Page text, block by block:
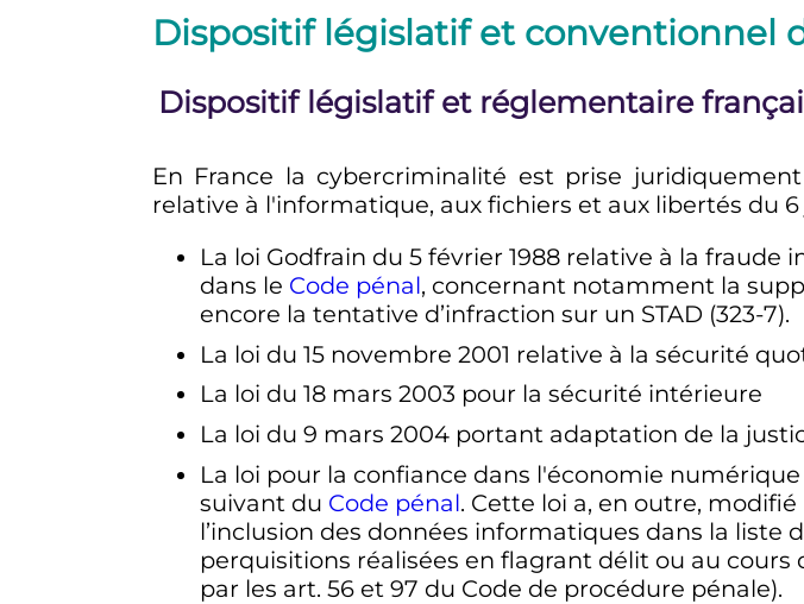
Dispositif législatif et conventionnel
Dispositif législatif et réglementaire
En France la cybercriminalité est prise
relative à l'informatique, aux fichiers et aux libertés du
La loi Godfrain du 5 février 1988relative à la fraude
dans le Code pénal, concernant notamment la
encore la tentative d’infraction sur un STAD (323-7).
La loi du 15 novembre 2001 relative à la sécurité
La loi du 18 mars 2003 pour la sécurité intérieure
La loi du 9 mars 2004portant adaptation de la
La loi pour la confiance dans l'économie
suivant du Code pénal. Cette loi a, en outre,
l’inclusion des données informatiques dans la liste
perquisitions réalisées en flagrant délit ou au
par les art. 56 et 97 du Code de procédure pénale).